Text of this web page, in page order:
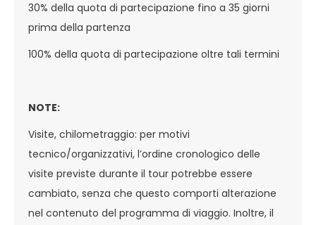
30% della quota di partecipazione fino a 35 giorni
prima della partenza
100% della quota di partecipazione oltre tali termini
NOTE:
Visite, chilometraggio: per motivi
tecnico/organizzativi, l’ordine cronologico delle
visite previste durante il tour potrebbe essere
cambiato, senza che questo comporti alterazione
nel contenuto del programma di viaggio. Inoltre, il